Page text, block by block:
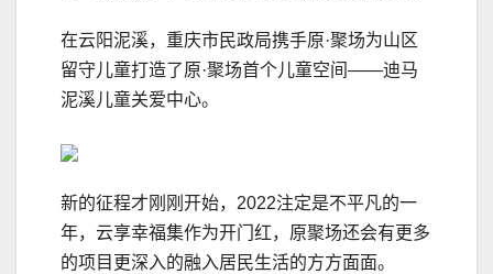
在云阳泥溪，重庆市民政局携手原·聚场为山区
留守儿童打造了原·聚场首个儿童空间——迪马
泥溪儿童关爱中心。
新的征程才刚刚开始，2022注定是不平凡的一
年，云享幸福集作为开门红，原聚场还会有更多
的项目更深入的融入居民生活的方方面面。